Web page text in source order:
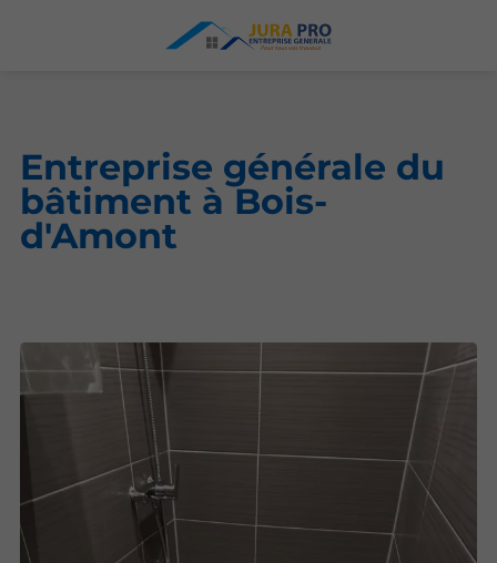
Entreprise générale du
bâtiment à Bois-
d'Amont